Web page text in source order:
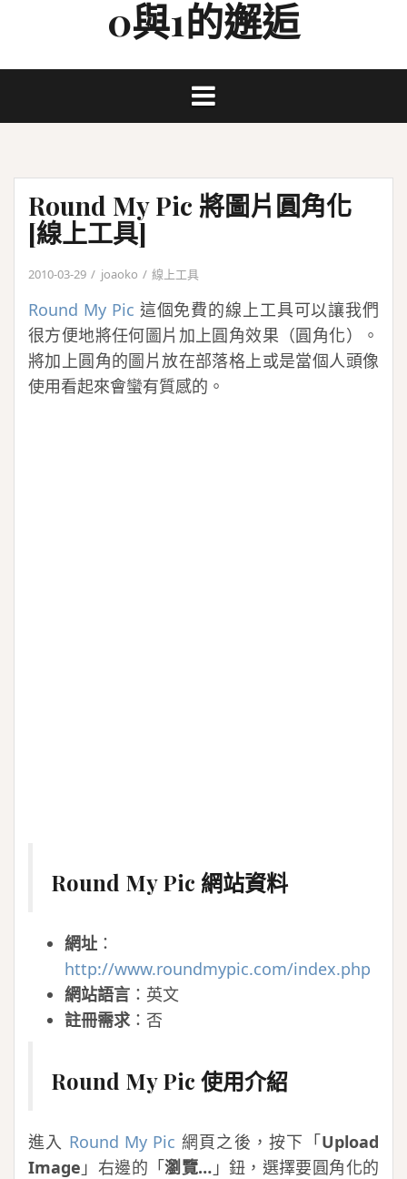
0與1的邂逅
Round My Pic 將圖片圓角化
[線上工具]
2010-03-29 joaoko 線上工具
Round My Pic 這個免費的線上工具可以讓我們
很方便地將任何圖片加上圓角效果（圓角化）。
將加上圓角的圖片放在部落格上或是當個人頭像
使用看起來會蠻有質感的。
Round My Pic 網站資料
網址 ：
http://www.roundmypic.com/index.php
網站語言 ：英文
註冊需求：否
Round My Pic 使用介紹
進入 Round My Pic 網頁之後，按下「Upload
Image 」右邊的「瀏覽… 」鈕，選擇要圓角化的